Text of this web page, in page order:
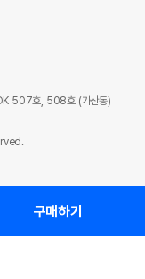
구매하기
507호, 508호 (가산동)